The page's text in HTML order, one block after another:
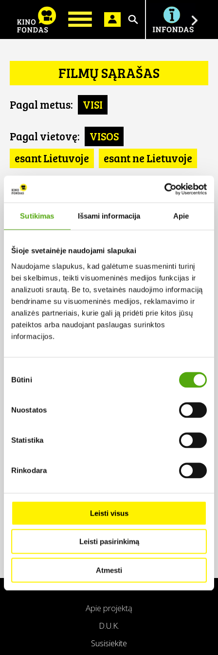
Sutikimas Išsami informacija Apie
Šioje svetainėje naudojami slapukai
Naudojame slapukus, kad galėtume suasmeninti turinį
bei skelbimus, teikti visuomeninės medijos funkcijas ir
analizuoti srautą. Be to, svetainės naudojimo informaciją
bendriname su visuomeninės medijos, reklamavimo ir
analizės partneriais, kurie gali ją pridėti prie kitos jūsų
pateiktos arba naudojant paslaugas surinktos
informacijos.
pasirinkimas
Būtini
Nuostatos
Statistika
Rinkodara
Leisti visus
Leisti pasirinkimą
Atmesti
Ieškoti
FILMŲ SĄRAŠAS
Pagal metus: VISI
Pagal vietovę:
VISOS
esant Lietuvoje
esant ne Lietuvoje
Pagal šalį:
Austrija
Pagal abėcėlę:
Rezultatų nerasta...
Apie projektą
D.U.K.
Susisiekite